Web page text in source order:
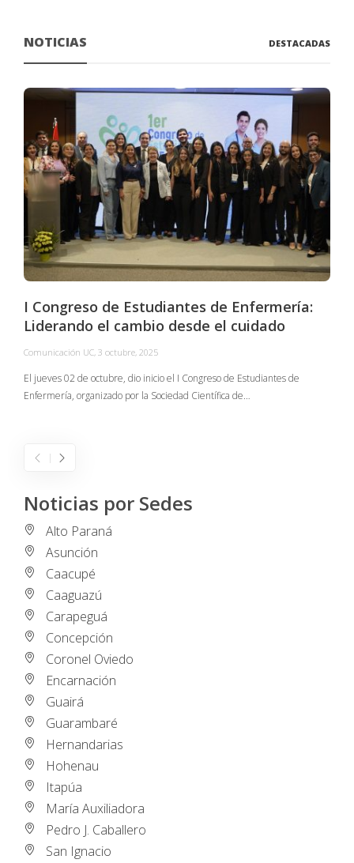
NOTICIAS DESTACADAS
I Congreso de Estudiantes de Enfermería:
Liderando el cambio desde el cuidado
Comunicación UC, 3 octubre, 2025
El jueves 02 de octubre, dio inicio el I Congreso de Estudiantes de
Enfermería, organizado por la Sociedad Científica de…
Noticias por Sedes
Alto Paraná
Asunción
Caacupé
Caaguazú
Carapeguá
Concepción
Coronel Oviedo
Encarnación
Guairá
Guarambaré
Hernandarias
Hohenau
Itapúa
María Auxiliadora
Pedro J. Caballero
San Ignacio